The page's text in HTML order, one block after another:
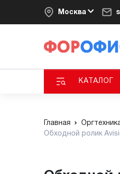
Москва
КАТАЛОГ
Главная
Обходной ролик